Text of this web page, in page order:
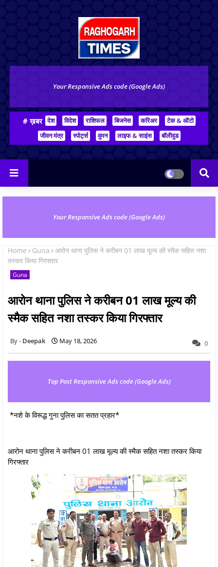
Your Responsive Ads code (Google Ads)
# ख़बर देश विदेश राशिफल बिजनेस करिअर
टेक & ऑटो
जीवन मंत्र
स्पोर्ट्स वुमन लाइफ & साइंस बॉलीवुड
Your Responsive Ads code (Google Ads)
Home Guna
आरोन थाना पुलिस ने करीबन 01 लाख मूल्य की स्मैक सहित नशा
तस्कर किया गिरफ्तार
Guna
आरोन थाना पुलिस ने करीबन 01 लाख मूल्य की
स्मैक सहित नशा तस्कर किया गिरफ्तार
Deepak May 18, 2026 0
Top Post Responsive Ads code (Google Ads)
*नशे के विरूद्ध गुना पुलिस का सतत प्रहार*
आरोन थाना पुलिस ने करीबन 01 लाख मूल्य की स्मैक सहित नशा तस्कर किया
गिरफ्तार